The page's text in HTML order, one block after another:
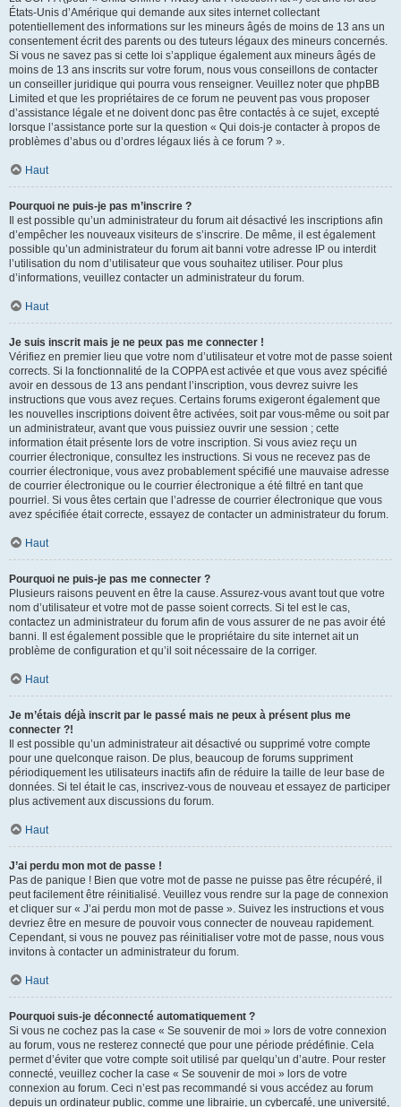
États-Unis d’Amérique qui demande aux sites internet collectant
potentiellement des informations sur les mineurs âgés de moins de 13 ans un
consentement écrit des parents ou des tuteurs légaux des mineurs concernés.
Si vous ne savez pas si cette loi s’applique également aux mineurs âgés de
moins de 13 ans inscrits sur votre forum, nous vous conseillons de contacter
un conseiller juridique qui pourra vous renseigner. Veuillez noter que phpBB
Limited et que les propriétaires de ce forum ne peuvent pas vous proposer
d’assistance légale et ne doivent donc pas être contactés à ce sujet, excepté
lorsque l’assistance porte sur la question « Qui dois-je contacter à propos de
problèmes d’abus ou d’ordres légaux liés à ce forum ? ».
Haut
Pourquoi ne puis-je pas m’inscrire ?
Il est possible qu’un administrateur du forum ait désactivé les inscriptions afin
d’empêcher les nouveaux visiteurs de s’inscrire. De même, il est également
possible qu’un administrateur du forum ait banni votre adresse IP ou interdit
l’utilisation du nom d’utilisateur que vous souhaitez utiliser. Pour plus
d’informations, veuillez contacter un administrateur du forum.
Haut
Je suis inscrit mais je ne peux pas me connecter !
Vérifiez en premier lieu que votre nom d’utilisateur et votre mot de passe soient
corrects. Si la fonctionnalité de la COPPA est activée et que vous avez spécifié
avoir en dessous de 13 ans pendant l’inscription, vous devrez suivre les
instructions que vous avez reçues. Certains forums exigeront également que
les nouvelles inscriptions doivent être activées, soit par vous-même ou soit par
un administrateur, avant que vous puissiez ouvrir une session ; cette
information était présente lors de votre inscription. Si vous aviez reçu un
courrier électronique, consultez les instructions. Si vous ne recevez pas de
courrier électronique, vous avez probablement spécifié une mauvaise adresse
de courrier électronique ou le courrier électronique a été filtré en tant que
pourriel. Si vous êtes certain que l’adresse de courrier électronique que vous
avez spécifiée était correcte, essayez de contacter un administrateur du forum.
Haut
Pourquoi ne puis-je pas me connecter ?
Plusieurs raisons peuvent en être la cause. Assurez-vous avant tout que votre
nom d’utilisateur et votre mot de passe soient corrects. Si tel est le cas,
contactez un administrateur du forum afin de vous assurer de ne pas avoir été
banni. Il est également possible que le propriétaire du site internet ait un
problème de configuration et qu’il soit nécessaire de la corriger.
Haut
Je m’étais déjà inscrit par le passé mais ne peux à présent plus me
connecter ?!
Il est possible qu’un administrateur ait désactivé ou supprimé votre compte
pour une quelconque raison. De plus, beaucoup de forums suppriment
périodiquement les utilisateurs inactifs afin de réduire la taille de leur base de
données. Si tel était le cas, inscrivez-vous de nouveau et essayez de participer
plus activement aux discussions du forum.
Haut
J’ai perdu mon mot de passe !
Pas de panique ! Bien que votre mot de passe ne puisse pas être récupéré, il
peut facilement être réinitialisé. Veuillez vous rendre sur la page de connexion
et cliquer sur « J’ai perdu mon mot de passe ». Suivez les instructions et vous
devriez être en mesure de pouvoir vous connecter de nouveau rapidement.
Cependant, si vous ne pouvez pas réinitialiser votre mot de passe, nous vous
invitons à contacter un administrateur du forum.
Haut
Pourquoi suis-je déconnecté automatiquement ?
Si vous ne cochez pas la case « Se souvenir de moi » lors de votre connexion
au forum, vous ne resterez connecté que pour une période prédéfinie. Cela
permet d’éviter que votre compte soit utilisé par quelqu’un d’autre. Pour rester
connecté, veuillez cocher la case « Se souvenir de moi » lors de votre
connexion au forum. Ceci n’est pas recommandé si vous accédez au forum
depuis un ordinateur public, comme une librairie, un cybercafé, une université,